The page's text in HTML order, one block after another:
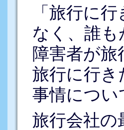
「旅行に
なく、誰
障害者が
旅行に行き
事情につ
旅行会社の